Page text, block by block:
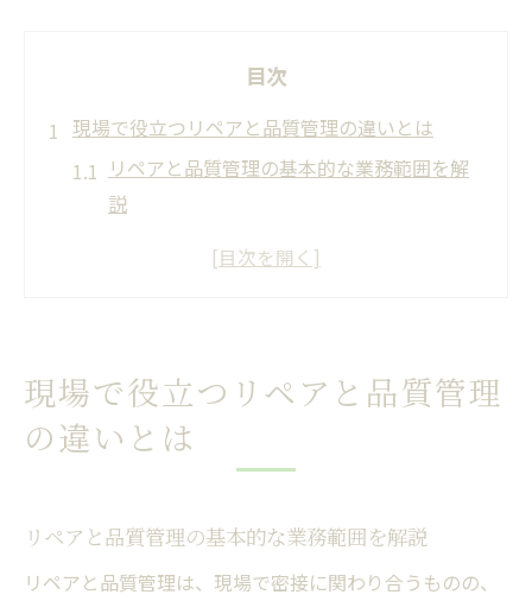
目次
現場で役立つリペアと品質管理の違いとは
リペアと品質管理の基本的な業務範囲を解
説
現場で迷いやすいリペアと品質管理の接点
品質管理とは何かを現場目線で考える
品質管理の3原則から見るリペアの役割整理
品質管理の3原則とリペア対応の関連性
リペア業務を3原則で考える現場の視点
現場で役立つリペアと品質管理
の違いとは
リペアと品質管理の基本的な業務範囲を解説
リペアと品質管理は、現場で密接に関わり合うものの、